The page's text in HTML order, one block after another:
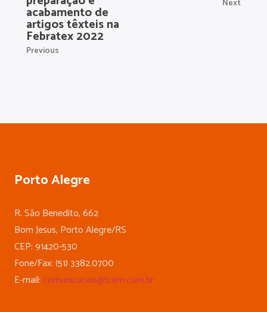
acabamento de
artigos têxteis na
Febratex 2022
Previous
Next
Porto Alegre
R. São Benedito, 662
Bom Jesus, Porto Alegre/RS
CEP: 91420-530
Fone/Fax: (51) 3382.0700
E-mail: comunicacao@fcem.com.br